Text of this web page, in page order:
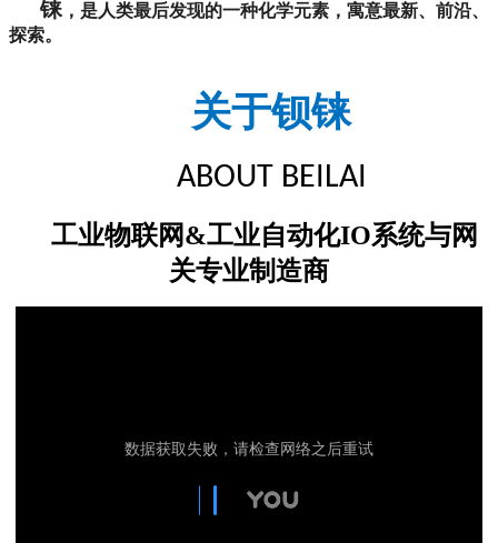
铼，是人类最后发现的一种化学元素，寓意最新、前沿、
探索。
关于钡铼
ABOUT BEILAI
工业物联网&工业自动化IO系统与网
关专业制造商